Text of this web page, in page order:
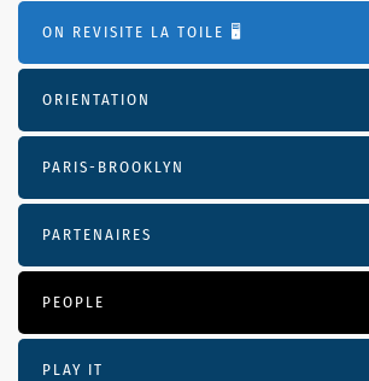
ON REVISITE LA TOILE 🖥️
ORIENTATION
PARIS-BROOKLYN
PARTENAIRES
PEOPLE
PLAY IT